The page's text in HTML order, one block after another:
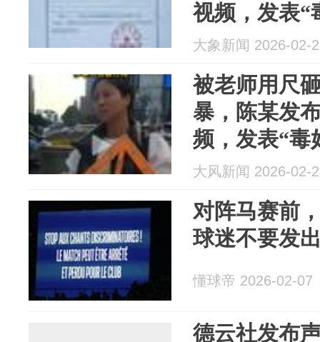
视频，发表“
论，已被行
大象新闻 2026-02-
被老师用尺
暴，陈某发
频，发表“毒
长沙警方：
大风新闻 2026-02-
对阵马赛前
球迷不要发
懂球帝 2026-02-07
德云社发布